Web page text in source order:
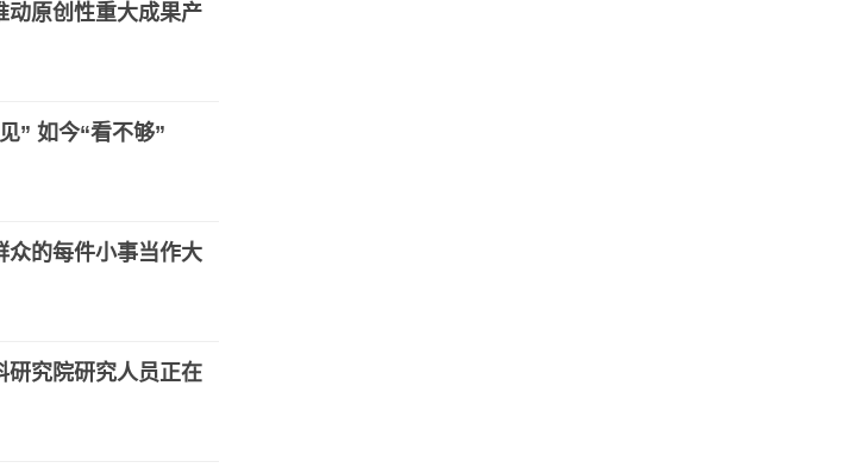
动原创性重大成果产
” 如今“看不够”
众的每件小事当作大
研究院研究人员正在